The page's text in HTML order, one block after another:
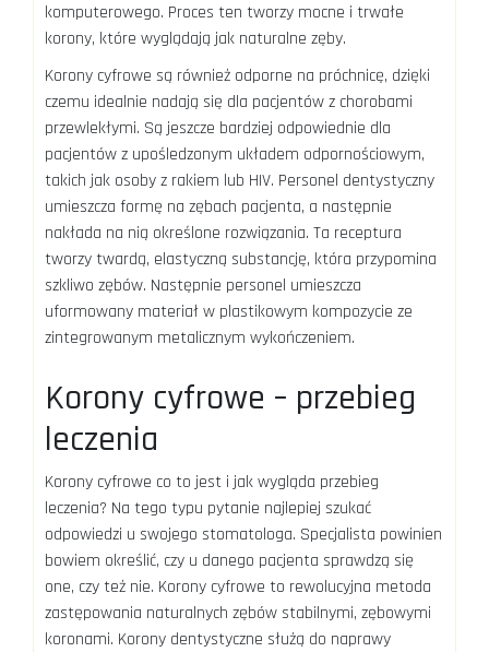
komputerowego. Proces ten tworzy mocne i trwałe
korony, które wyglądają jak naturalne zęby.
Korony cyfrowe są również odporne na próchnicę, dzięki
czemu idealnie nadają się dla pacjentów z chorobami
przewlekłymi. Są jeszcze bardziej odpowiednie dla
pacjentów z upośledzonym układem odpornościowym,
takich jak osoby z rakiem lub HIV. Personel dentystyczny
umieszcza formę na zębach pacjenta, a następnie
nakłada na nią określone rozwiązania. Ta receptura
tworzy twardą, elastyczną substancję, która przypomina
szkliwo zębów. Następnie personel umieszcza
uformowany materiał w plastikowym kompozycie ze
zintegrowanym metalicznym wykończeniem.
Korony cyfrowe – przebieg
leczenia
Korony cyfrowe co to jest i jak wygląda przebieg
leczenia? Na tego typu pytanie najlepiej szukać
odpowiedzi u swojego stomatologa. Specjalista powinien
bowiem określić, czy u danego pacjenta sprawdzą się
one, czy też nie. Korony cyfrowe to rewolucyjna metoda
zastępowania naturalnych zębów stabilnymi, zębowymi
koronami. Korony dentystyczne służą do naprawy